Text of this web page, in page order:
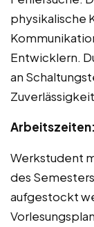
physikalische
Entwicklern.
an
Arbeitszeiten:
Werkstudent
des
aufgestockt